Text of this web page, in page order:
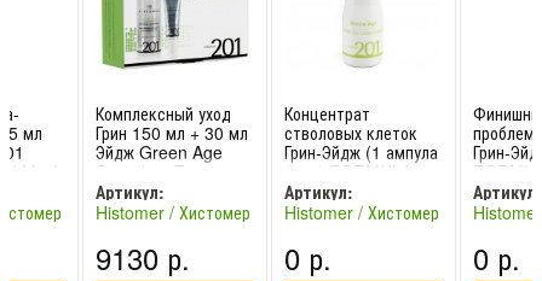
мл
Mask
Комплексный уход
Грин 150 мл + 30 мл
Эйдж Green Age
Complete Treatm.
Histomer / Хистомер
Артикул:
HIS201V16
Histomer / Хистомер
9130 р.
Концентрат
стволовых клеток
Грин-Эйдж (1 ампула
3 мл) FORMULA
201 Green Age
Stem Cell Histom
Артикул:
HIS201P19
Histomer / Хистомер
0 р.
Грин-
Green
Артикул:
0 р.